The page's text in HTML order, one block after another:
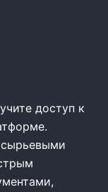
доступ к
сырьевыми